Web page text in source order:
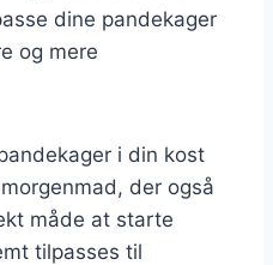
dine pandekager
og mere
i din kost
der også
måde at starte
tilpasses til